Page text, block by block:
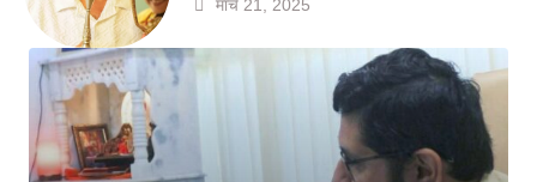
मार्च 21, 2025